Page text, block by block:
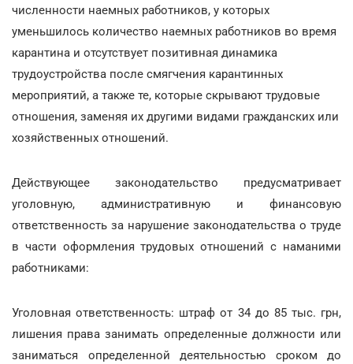
численности наемных работников, у которых
уменьшилось количество наемных работников во время
карантина и отсутствует позитивная динамика
трудоустройства после смягчения карантинных
мероприятий, а также те, которые скрывают трудовые
отношения, заменяя их другими видами гражданских или
хозяйственных отношений.
Действующее законодательство предусматривает
уголовную, административную и финансовую
ответственность за нарушение законодательства о труде
в части оформления трудовых отношений с наманими
работниками:
Уголовная ответственность: штраф от 34 до 85 тыс. грн,
лишения права занимать определенные должности или
заниматься определенной деятельностью сроком до